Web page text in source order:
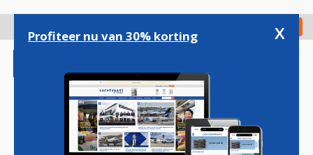
gaan
Check in
Profiteer nu van 30% korting x